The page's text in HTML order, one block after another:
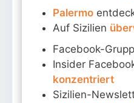
Palermo
Auf Sizilien
Facebook-
Insider
konzentriert
Sizilien-